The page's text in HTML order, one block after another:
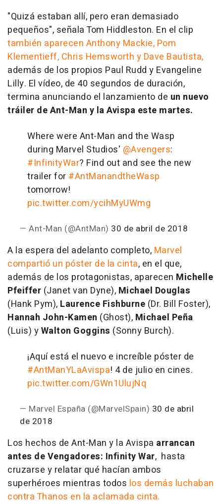
"Quizá estaban allí, pero eran demasiado
pequeños", señala Tom Hiddleston. En el clip
también aparecen Anthony Mackie, Pom
Klementieff, Chris Hemsworth y Dave Bautista,
además de los propios Paul Rudd y Evangeline
Lilly. El vídeo, de 40 segundos de duración,
termina anunciando el lanzamiento de un nuevo
tráiler de Ant-Man y la Avispa este martes.
Where were Ant-Man and the Wasp
during Marvel Studios' @Avengers:
#InfinityWar? Find out and see the new
trailer for #AntManandtheWasp
tomorrow!
pic.twitter.com/ycihMyUWmg
— Ant-Man (@AntMan) 30 de abril de 2018
A la espera del adelanto completo, Marvel
compartió un póster de la cinta, en el que,
además de los protagonistas, aparecen Michelle
Pfeiffer (Janet van Dyne), Michael Douglas
(Hank Pym), Laurence Fishburne (Dr. Bill Foster),
Hannah John-Kamen (Ghost), Michael Peña
(Luis) yWalton Goggins (Sonny Burch).
¡Aquí está el nuevo e increíble póster de
#AntManYLaAvispa! 4 de julio en cines.
pic.twitter.com/GWn1UlujNq
— Marvel España (@MarvelSpain) 30 de abril
de 2018
Los hechos de Ant-Man y la Avispa arrancan
antes de Vengadores: Infinity War, hasta
cruzarse y relatar qué hacían ambos
superhéroes mientras todos los demás luchaban
contra Thanos en la aclamada cinta.